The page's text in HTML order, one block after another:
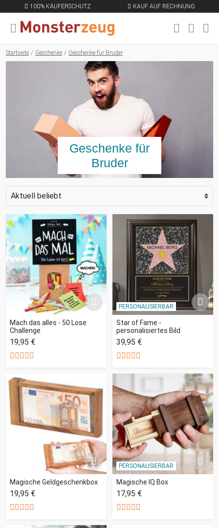
100% KÄUFERSCHUTZ KAUF AUF RECHNUNG
MENÜ SCHLIESSEN
Startseite Geschenke Geschenke für Bruder
Geschenke für
Bruder
Mach das alles - 50 Lose
Challenge
19,95 €
PERSONALISIERBAR
Star of Fame -
personalisiertes Bild
39,95 €
Magische Geldgeschenkbox
19,95 €
PERSONALISIERBAR
Magische IQ Box
17,95 €